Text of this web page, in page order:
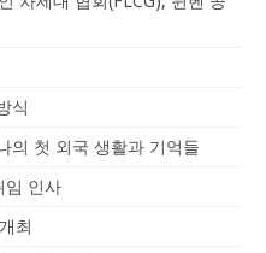
식
의 첫 외국 생활과 기억들
임 인사
최